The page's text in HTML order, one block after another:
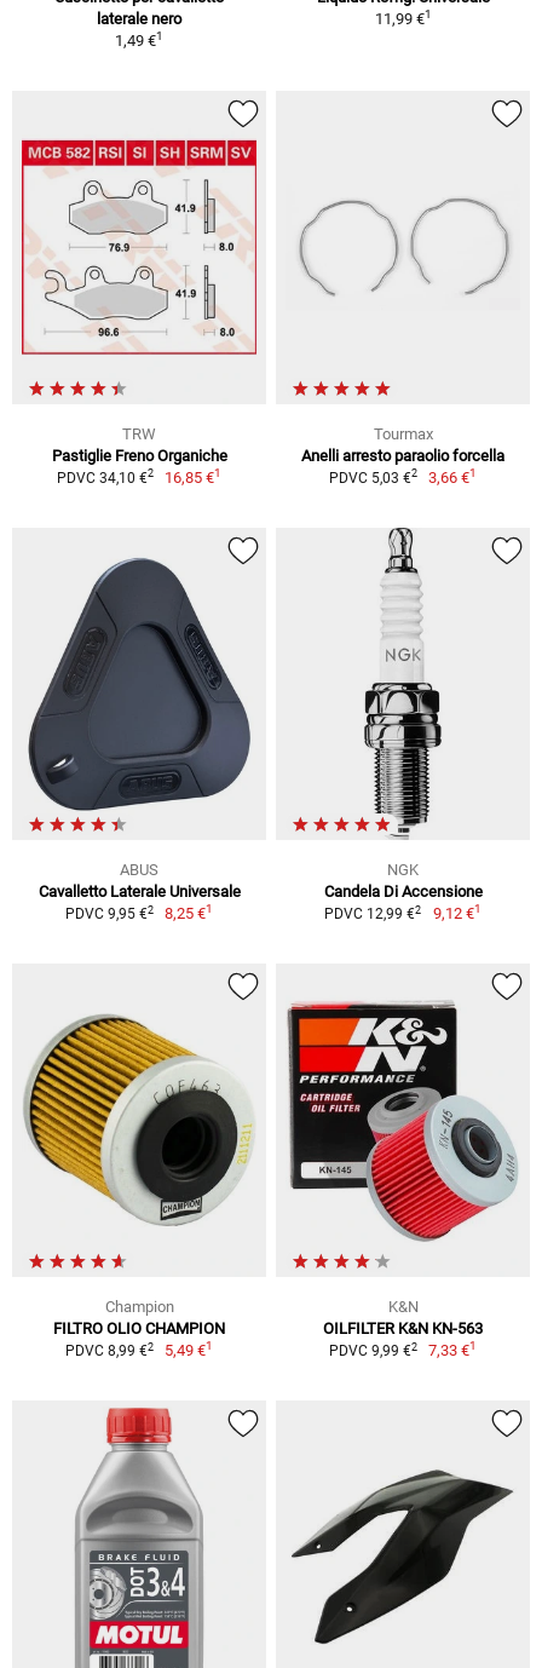
laterale nero
1,49 €1
11,99 €1
TRW
Pastiglie Freno Organiche
PDVC 34,10 €2 16,85 €1
Tourmax
Anelli arresto paraolio forcella
PDVC 5,03 €2 3,66 €1
ABUS
Cavalletto Laterale Universale
PDVC 9,95 €2 8,25 €1
NGK
Candela Di Accensione
PDVC 12,99 €2 9,12 €1
Champion
FILTRO OLIO CHAMPION
PDVC 8,99 €2 5,49 €1
K&N
OILFILTER K&N KN-563
PDVC 9,99 €2 7,33 €1